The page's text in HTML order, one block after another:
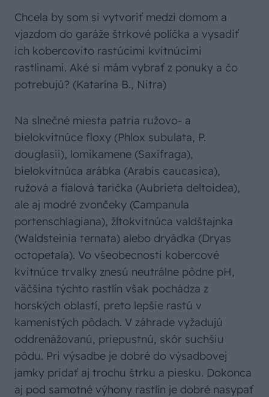
Chcela by som si vytvoriť medzi domom a
vjazdom do garáže štrkové políčka a vysadiť
ich kobercovito rastúcimi kvitnúcimi
rastlinami. Aké si mám vybrať z ponuky a čo
potrebujú? (Katarína B., Nitra)
Na slnečné miesta patria ružovo- a
bielokvitnúce floxy (Phlox subulata, P.
douglasii), lomikamene (Saxifraga),
bielokvitnúca arábka (Arabis caucasica),
ružová a fialová tarička (Aubrieta deltoidea),
ale aj modré zvončeky (Campanula
portenschlagiana), žltokvitnúca valdštajnka
(Waldsteinia ternata) alebo dryádka (Dryas
octopetala). Vo všeobecnosti kobercové
kvitnúce trvalky znesú neutrálne pôdne pH,
väčšina týchto rastlín však pochádza z
horských oblastí, preto lepšie rastú v
kamenistých pôdach. V záhrade vyžadujú
oddrenážovanú, priepustnú, skôr suchšiu
pôdu. Pri výsadbe je dobré do výsadbovej
jamky pridať aj trochu štrku a piesku. Dokonca
aj pod samotné výhony rastlín je dobré nasypať